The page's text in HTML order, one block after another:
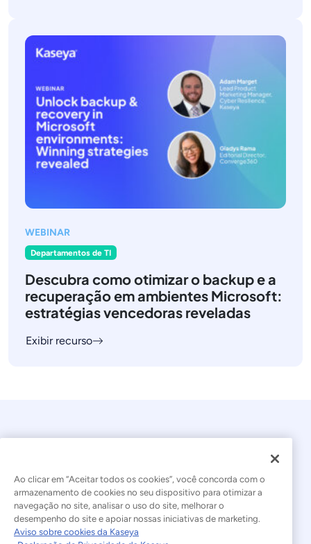
WEBINAR
Departamentos de TI
Descubra como otimizar o backup e a
recuperação em ambientes Microsoft:
estratégias vencedoras reveladas
Exibir recurso
© 2026 Kaseya. Todos os direitos reservados.
Português Brasileiro
Ao clicar em “Aceitar todos os cookies”, você concorda com o
armazenamento de cookies no seu dispositivo para otimizar a
navegação no site, analisar o uso do site, melhorar o
desempenho do site e apoiar nossas iniciativas de marketing.
Aviso sobre cookies da Kaseya